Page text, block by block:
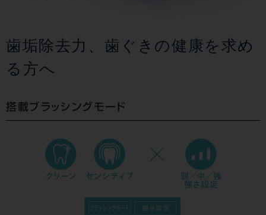
歯垢除去力、歯ぐきの健康を求め
る方へ
搭載ブラッシングモード